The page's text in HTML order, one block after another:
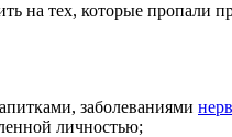
на тех, которые пропали
заболеваниями
личностью;